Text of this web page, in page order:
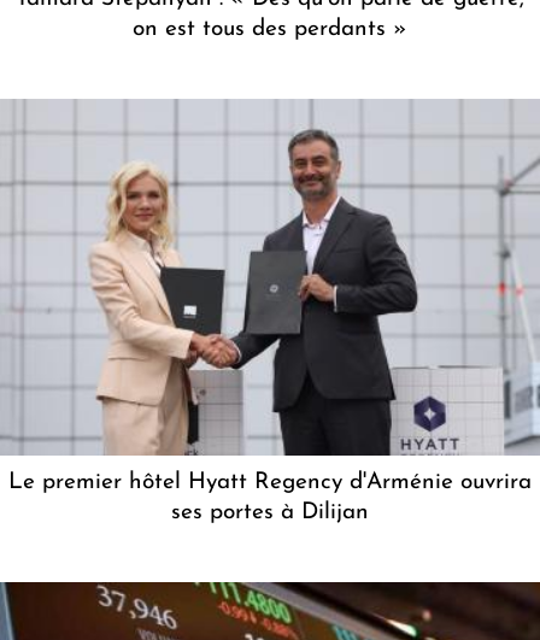
on est tous des perdants »
Le premier hôtel Hyatt Regency d'Arménie ouvrira
ses portes à Dilijan